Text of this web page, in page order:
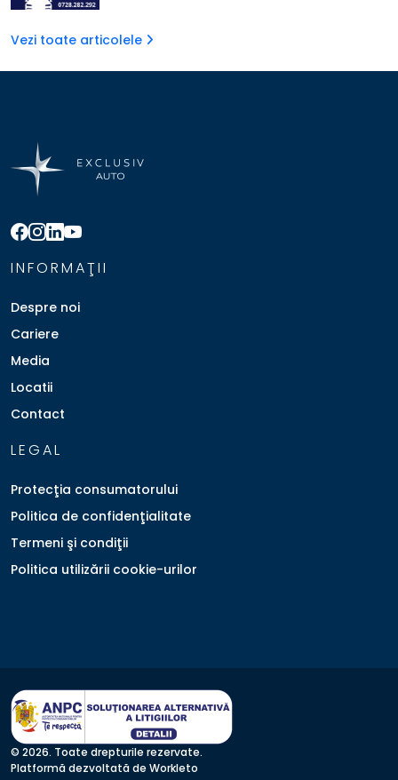
Vezi toate articolele
INFORMAŢII
Despre noi
Cariere
Media
Locatii
Contact
LEGAL
Protecţia consumatorului
Politica de confidenţialitate
Termeni şi condiţii
Politica utilizării cookie-urilor
© 2026. Toate drepturile rezervate.
Platformă dezvoltată de Workleto